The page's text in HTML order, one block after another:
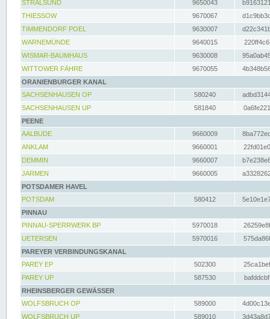
STRALSUND
9650043
THIESSOW
9670067
TIMMENDORF POEL
9630007
WARNEMÜNDE
9640015
WISMAR-BAUMHAUS
9630008
WITTOWER FÄHRE
9670055
ORANIENBURGER KANAL
SACHSENHAUSEN OP
580240
SACHSENHAUSEN UP
581840
PEENE
AALBUDE
9660009
ANKLAM
9660001
DEMMIN
9660007
JARMEN
9660005
POTSDAMER HAVEL
POTSDAM
580412
PINNAU
PINNAU-SPERRWERK BP
5970018
UETERSEN
5970016
PAREYER VERBINDUNGSKANAL
PAREY EP
502300
PAREY UP
587530
RHEINSBERGER GEWÄSSER
WOLFSBRUCH OP
589000
WOLFSBRUCH UP
589010